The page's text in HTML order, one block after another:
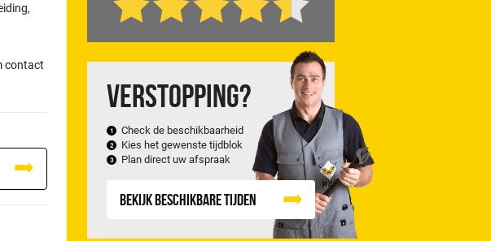
contact
Verstopping?
Check de beschikbaarheid
Kies het gewenste tijdblok
Plan direct uw afspraak
Bekijk beschikbare tijden